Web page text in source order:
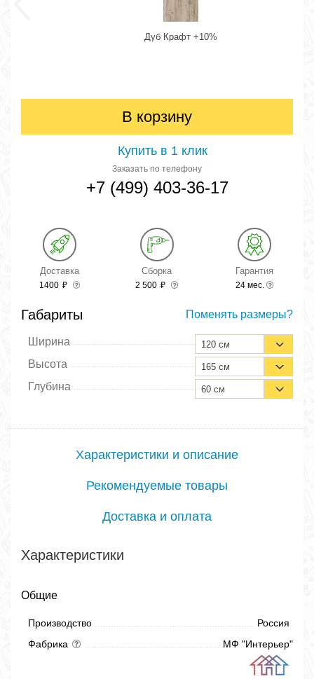
Дуб Крафт +10%
В корзину
Купить в 1 клик
Заказать по телефону
+7 (499) 403-36-17
Доставка
1400 ₽
Сборка
2 500 ₽
Гарантия
24 мес.
Габариты Поменять размеры?
Ширина 120 см
Высота 165 см
Глубина 60 см
Характеристики и описание
Рекомендуемые товары
Доставка и оплата
Характеристики
Общие
Производство
Россия
Фабрика
МФ "Интерьер"